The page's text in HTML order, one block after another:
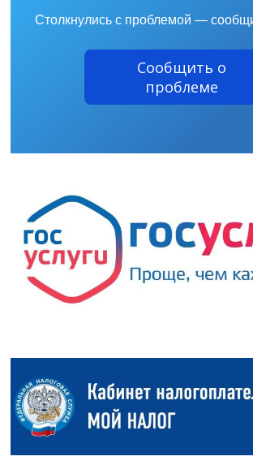
Столкнулись с проблемой —
Сообщить о
проблеме